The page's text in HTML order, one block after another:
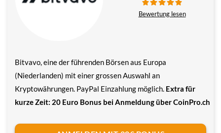
Bitvavo, eine der führenden Börsen aus Europa
(Niederlanden) mit einer grossen Auswahl an
Kryptowährungen. PayPal Einzahlung möglich. Extra für
kurze Zeit: 20 Euro Bonus bei Anmeldung über CoinPro.ch
Bewertung lesen